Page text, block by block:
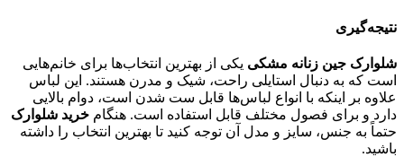
نتیجه‌گیری
شلوارک جین زنانه مشکی یکی از بهترین انتخاب‌ها برای خانم‌هایی
است که به دنبال استایلی راحت، شیک و مدرن هستند. این لباس
علاوه بر اینکه با انواع لباس‌ها قابل ست شدن است، دوام بالایی
دارد و برای فصول مختلف قابل استفاده است. هنگام خرید شلوارک
حتماً به جنس، سایز و مدل آن توجه کنید تا بهترین انتخاب را داشته
باشید.